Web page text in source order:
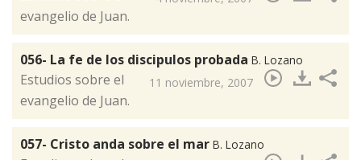
evangelio de Juan.
056- La fe de los discipulos probada B. Lozano
11 noviembre, 2007
​Estudios sobre el
evangelio de Juan.
057- Cristo anda sobre el mar B. Lozano